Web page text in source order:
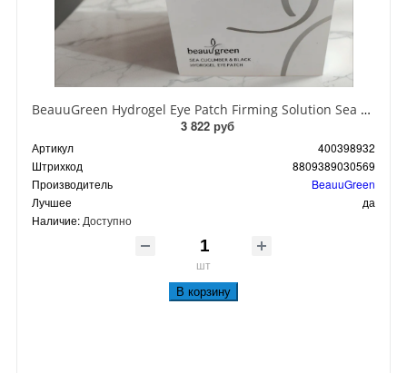
BeauuGreen Hydrogel Eye Patch Firming Solution Sea Cocumber & Black Гидрогелевые патчи для кожи вокруг глаз с экстрактом черного морского огурца 60 шт 90 гр
3 822 руб
Артикул
400398932
Штрихкод
8809389030569
Производитель
BeauuGreen
Лучшее
да
Наличие: Доступно
шт
В корзину